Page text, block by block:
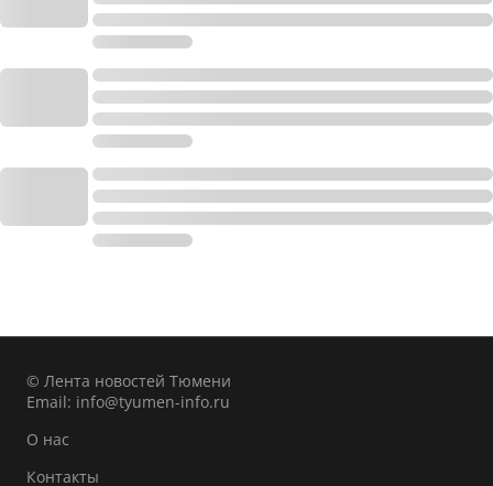
© Лента новостей Тюмени
Email: info@tyumen-info.ru
О нас
Контакты